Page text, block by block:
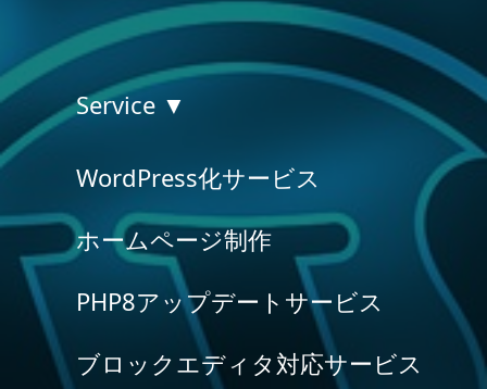
Service ▼
WordPress化サービス
ホームページ制作
PHP8アップデートサービス
ブロックエディタ対応サービス